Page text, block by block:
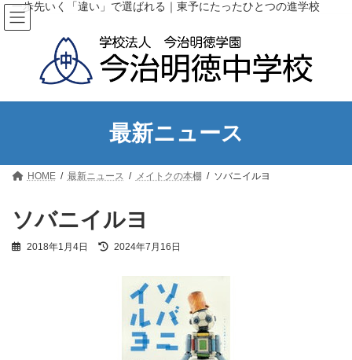
コ
ン
テ
キ
ナ
ビ
ゲ
に
一歩先いく「違い」で選ばれる｜東予にたったひとつの進学校
最新ニュース
HOME 最新ニュース メイトクの本棚 ソバニイルヨ
ソバニイルヨ
2018年1月4日
最
2024年7月16日